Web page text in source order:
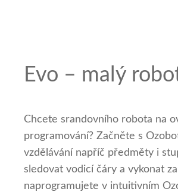
Evo – malý
Chcete srandovního robota na
programování? Začněte s
vzdělávání napříč předměty i
sledovat vodicí čáry a vykonat
naprogramujete v intuitivním